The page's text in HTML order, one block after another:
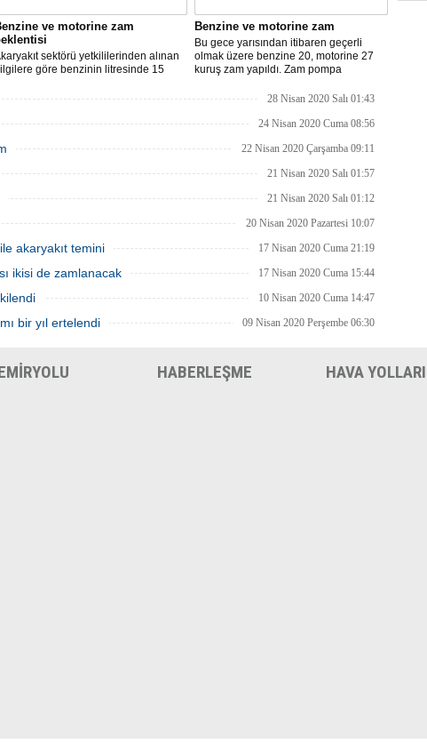
ve motorine zam
sektörü yetkililerinden alınan
göre benzinin litresinde 15
yapılması bekleniyor.
Benzine ve motorine zam
Bu gece yarısından itibaren geçerli
olmak üzere benzine 20, motorine 27
kuruş zam yapıldı. Zam pompa
28 Nisan 2020 Salı 01:43
24 Nisan 2020 Cuma 08:56
22 Nisan 2020 Çarşamba 09:11
21 Nisan 2020 Salı 01:57
21 Nisan 2020 Salı 01:12
20 Nisan 2020 Pazartesi 10:07
akaryakıt temini 17 Nisan 2020 Cuma 21:19
ikisi de zamlanacak 17 Nisan 2020 Cuma 15:44
10 Nisan 2020 Cuma 14:47
bir yıl ertelendi 09 Nisan 2020 Perşembe 06:30
HABERLEŞME HAVA YOLLARI